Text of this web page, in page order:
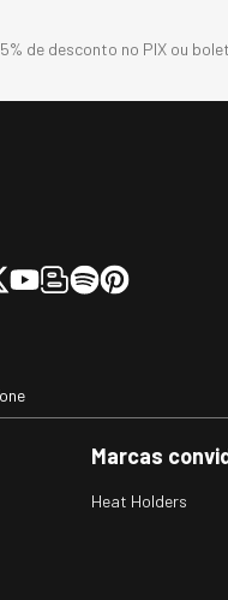
5% de desconto no PIX ou
Marcas
Heat Holders